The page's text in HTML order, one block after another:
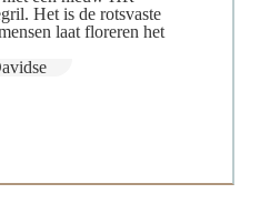
Het is de rotsvaste
laat floreren het